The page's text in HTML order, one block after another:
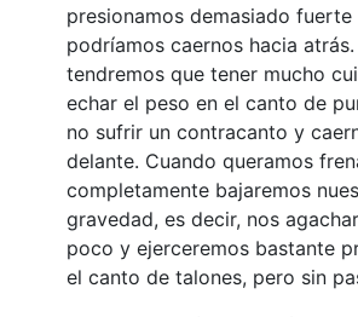
presionamos demasiado fuerte
podríamos caernos hacia
tendremos que tener mucho
echar el peso en el canto de
no sufrir un contracanto y
delante. Cuando queramos
completamente bajaremos
gravedad, es decir, nos
poco y ejerceremos bastante
el canto de talones, pero sin